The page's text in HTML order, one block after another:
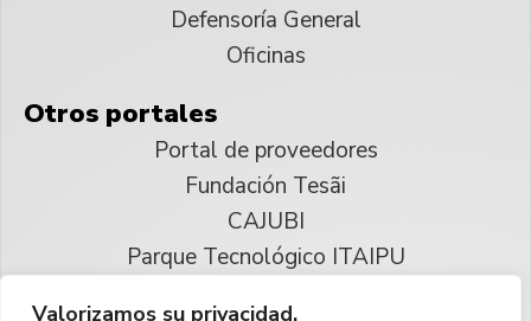
Valorizamos su privacidad.
Defensoría General
Oficinas
Otros portales
Portal de proveedores
Fundación Tesãi
CAJUBI
Parque Tecnológico ITAIPU